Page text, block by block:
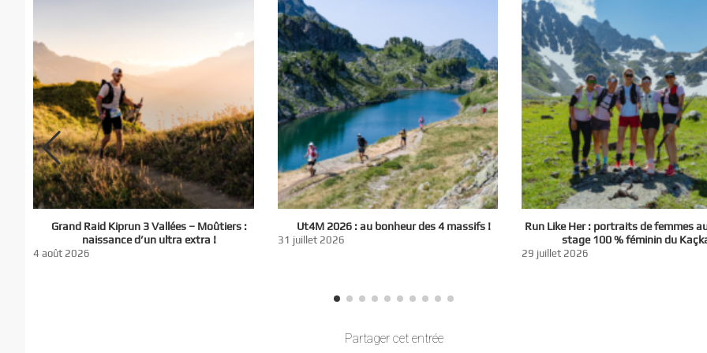
Grand Raid Kiprun 3 Vallées – Moûtiers :
naissance d’un ultra extra !
4 août 2026
Ut4M 2026 : au bonheur des 4 massifs !
31 juillet 2026
Run Like Her : portraits de femmes
stage 100 % féminin du
29 juillet 2026
Partager cet entrée